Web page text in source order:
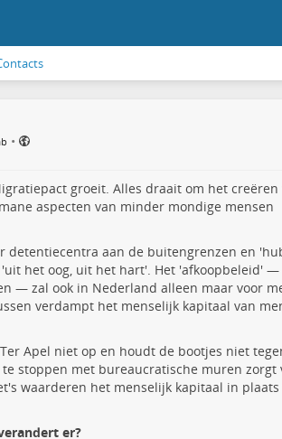
•
groeit. Alles draait om het creëren
aspecten van minder mondige mensen
detentiecentra aan de buitengrenzen en
het oog, uit het hart'. Het 'afkoopbeleid' —
— zal ook in Nederland alleen maar voor
verdampt het menselijk kapitaal van
Apel niet op en houdt de bootjes niet
stoppen met bureaucratische muren zorgt
waarderen het menselijk kapitaal in plaats
er?